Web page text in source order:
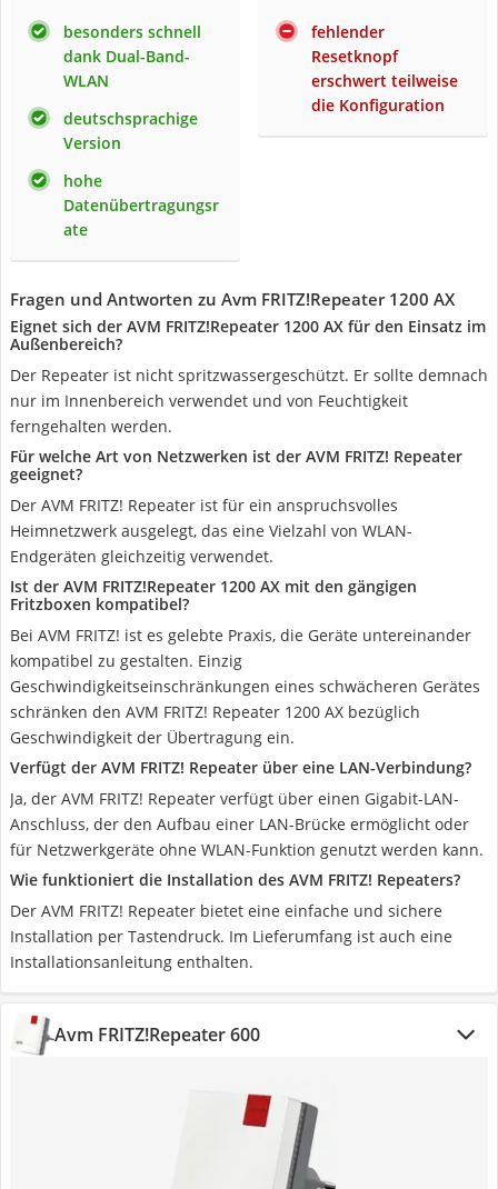
besonders schnell
dank Dual-Band-
WLAN
deutschsprachige
Version
hohe
Datenübertragungsr
ate
fehlender
Resetknopf
erschwert teilweise
die Konfiguration
Fragen und Antworten zu Avm FRITZ!Repeater 1200 AX
Eignet sich der AVM FRITZ!Repeater 1200 AX für den Einsatz im
Außenbereich?
Der Repeater ist nicht spritzwassergeschützt. Er sollte demnach
nur im Innenbereich verwendet und von Feuchtigkeit
ferngehalten werden.
Für welche Art von Netzwerken ist der AVM FRITZ! Repeater
geeignet?
Der AVM FRITZ! Repeater ist für ein anspruchsvolles
Heimnetzwerk ausgelegt, das eine Vielzahl von WLAN-
Endgeräten gleichzeitig verwendet.
Ist der AVM FRITZ!Repeater 1200 AX mit den gängigen
Fritzboxen kompatibel?
Bei AVM FRITZ! ist es gelebte Praxis, die Geräte untereinander
kompatibel zu gestalten. Einzig
Geschwindigkeitseinschränkungen eines schwächeren Gerätes
schränken den AVM FRITZ! Repeater 1200 AX bezüglich
Geschwindigkeit der Übertragung ein.
Verfügt der AVM FRITZ! Repeater über eine LAN-Verbindung?
Ja, der AVM FRITZ! Repeater verfügt über einen Gigabit-LAN-
Anschluss, der den Aufbau einer LAN-Brücke ermöglicht oder
für Netzwerkgeräte ohne WLAN-Funktion genutzt werden kann.
Wie funktioniert die Installation des AVM FRITZ! Repeaters?
Der AVM FRITZ! Repeater bietet eine einfache und sichere
Installation per Tastendruck. Im Lieferumfang ist auch eine
Installationsanleitung enthalten.
Avm FRITZ!Repeater 600